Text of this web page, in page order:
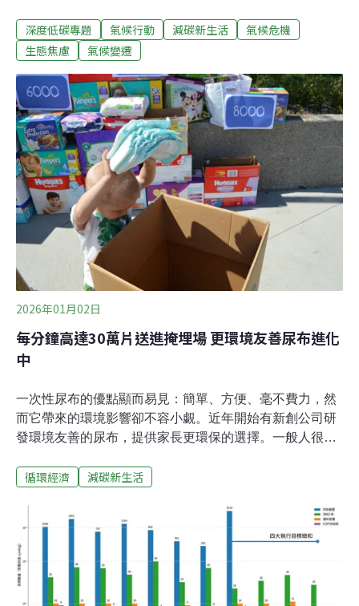
不再只剩下焦慮與絕望。氣候倡議往往透過嚴肅的研討
會、遊行來發聲，不過長期暴露在充滿恐懼與負面資訊的
到麻木。與此同時，世界各地有一群人試著用喜劇表演的
方式，將嚴肅、困難的氣候議題用幽默的方式呈現，為氣
候資訊的傳播帶來新的可能性。Google搜尋趨勢顯示，
2018至2023年間，「氣候焦慮」、「生態焦慮」的搜尋量
上升了超過46倍，足見近年氣候危機對大眾帶來的心理負
擔越來越重，可能進一步使人對氣候行動感到無力。有感
於這樣的無力感不斷蔓延，全球各地關心氣候議題的倡議
者開始嘗試透過「喜劇」來重新包裝氣候議題。
深度低碳專題 氣候行動 減碳新生活
氣候危機
生態焦慮
氣候變遷
2026年01月02日
每分鐘高達30萬片送進掩埋場 更環境友善尿布進化
中
一次性尿布的優點顯而易見：簡單、方便、毫不費力，然
而它帶來的環境影響卻不容小覷。近年開始有新創公司研
發環境友善的尿布，提供家長更環保的選擇。一般人很難
布。一片尿布需要超過500年才能分解，而每分鐘有高達
片一次性尿布，可能還完好的躺在垃圾掩埋場裡。幸而，
有愈來愈多父母意識到這個問題，開始尋求更環保的選
擇。根據育兒資訊平台「What to Expect」在2023年的調
查，家長會考慮使用環保尿布的可能性較2017年提高了
57%，而選擇尿布品牌時，挑選天然或有機材質的可能性
循環經濟 減碳新生活